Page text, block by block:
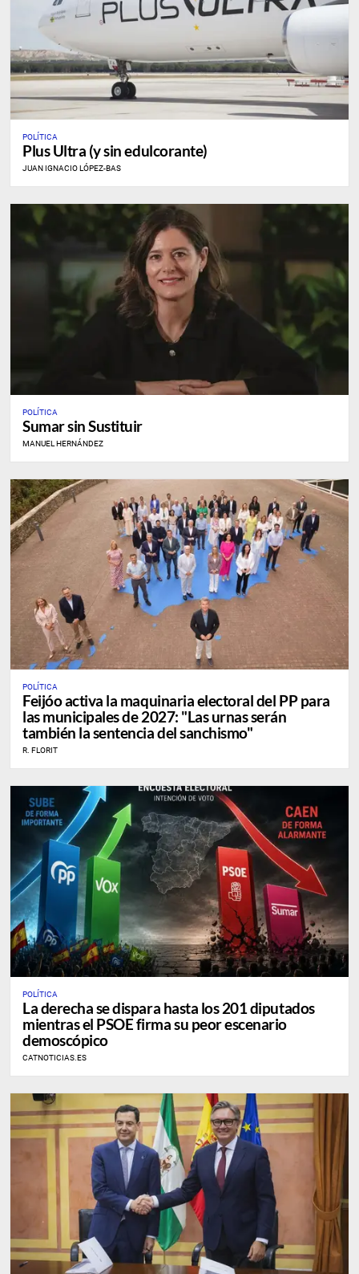
POLÍTICA
Plus Ultra (y sin edulcorante)
JUAN IGNACIO LÓPEZ-BAS
POLÍTICA
Sumar sin Sustituir
MANUEL HERNÁNDEZ
POLÍTICA
Feijóo activa la maquinaria electoral del PP para
las municipales de 2027: "Las urnas serán
también la sentencia del sanchismo"
R. FLORIT
POLÍTICA
La derecha se dispara hasta los 201 diputados
mientras el PSOE firma su peor escenario
demoscópico
CATNOTICIAS.ES